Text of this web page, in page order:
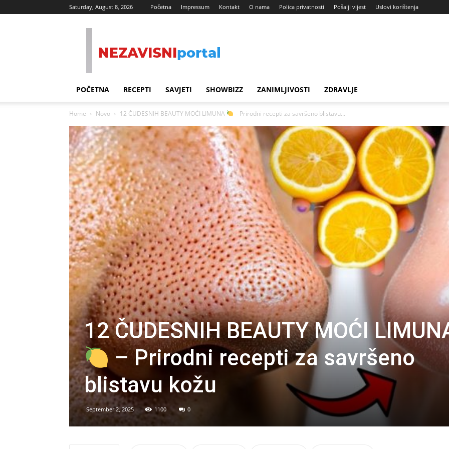
Saturday, August 8, 2026 Početna Impressum Kontakt O nama Polica privatnosti Pošalji vijest Uslovi korištenja
POČETNA RECEPTI SAVJETI SHOWBIZZ ZANIMLJIVOSTI ZDRAVLJE
Home Novo 12 ČUDESNIH BEAUTY MOĆI LIMUNA – Prirodni recepti za savršeno blistavu...
12 ČUDESNIH BEAUTY MOĆI
– Prirodni recepti za savršeno
blistavu kožu
September 2, 2025 1100 0